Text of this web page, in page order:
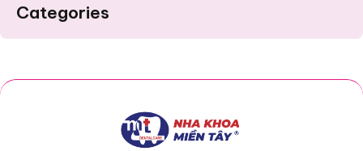
Categories